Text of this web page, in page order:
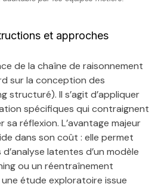
et approches
de la chaîne de raisonnement
sur la conception des
structuré). Il s’agit d’appliquer
spécifiques qui contraignent
sa réflexion. L’avantage majeur
dans son coût : elle permet
latentes d’un modèle
ou un réentraînement
une étude exploratoire issue